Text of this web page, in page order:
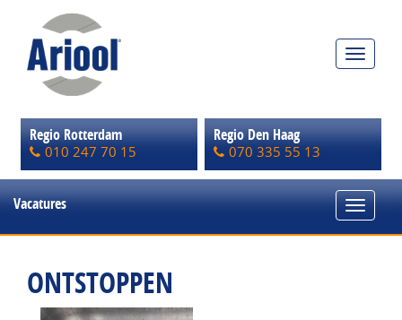
Toggle
Regio Rotterdam
010 247 70 15
Regio Den Haag
070 335 55 13
Vacatures
Toggle
ONTSTOPPEN